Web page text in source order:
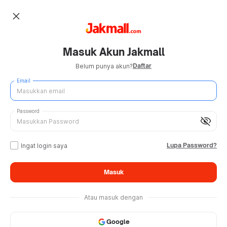
close
Masuk Akun Jakmall
Belum punya akun?Daftar
Email
visibility_off
Password
Ingat login saya Lupa Password?
Masuk
Atau masuk dengan
Google